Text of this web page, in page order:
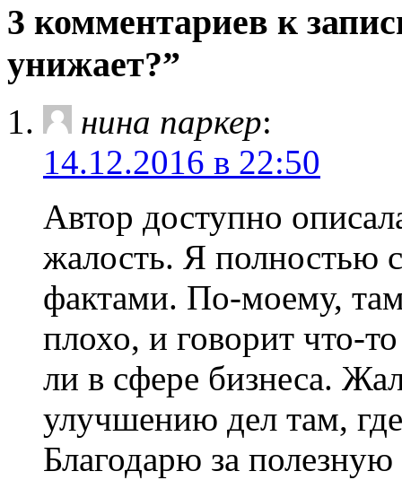
3 комментариев к
унижает?”
нина паркер:
14.12.2016 в 22:50
Автор доступно
жалость. Я полностью
фактами. По-моему,
плохо, и говорит что-
ли в сфере бизнеса.
улучшению дел там,
Благодарю за полезную